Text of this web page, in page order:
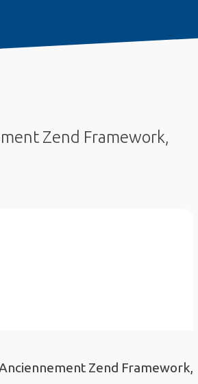
Zend Framework,
Zend Framework,